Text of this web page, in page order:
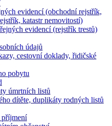
evidencí (obchodní rejstřík,
katastr nemovitostí)
evidencí (rejstřík trestů)
údajů
cestovní doklady, řidičské
pobytu
úmrtních listů
dítěte, duplikáty rodných listů
příjmení